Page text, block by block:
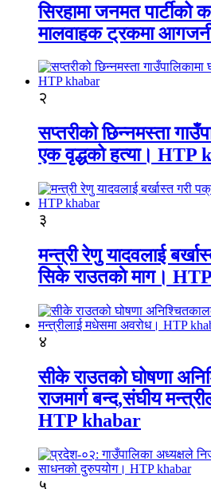
सिरहामा जनमत पार्टीको
मालवाहक ट्रकमा
२
सप्तरीको छिन्नमस्ता
एक वृद्धको हत्या। HTP
३
मन्त्री रेणु यादवलाई
सिके राउतकाे माग।
४
सीके राउतको घोषणा
राजमार्ग बन्द,संघीय
HTP khabar
५